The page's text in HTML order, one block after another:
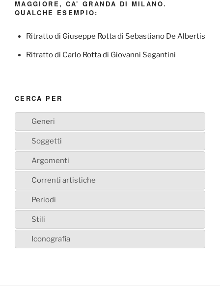
MAGGIORE, CA’ GRANDA DI MILANO.
QUALCHE ESEMPIO:
Ritratto di Giuseppe Rotta di Sebastiano De Albertis
Ritratto di Carlo Rotta di Giovanni Segantini
CERCA PER
Generi
Soggetti
Argomenti
Correnti artistiche
Periodi
Stili
Iconografia